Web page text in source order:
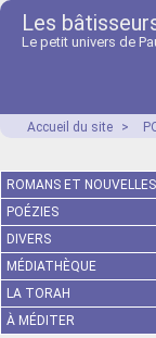
Les
Le petit univers de
Accueil du site >
ROMANS ET NOUVELLES
POÉZIES
DIVERS
MÉDIATHÈQUE
LA TORAH
À MÉDITER